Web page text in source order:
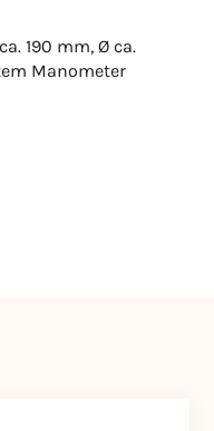
190 mm, Ø ca.
Manometer